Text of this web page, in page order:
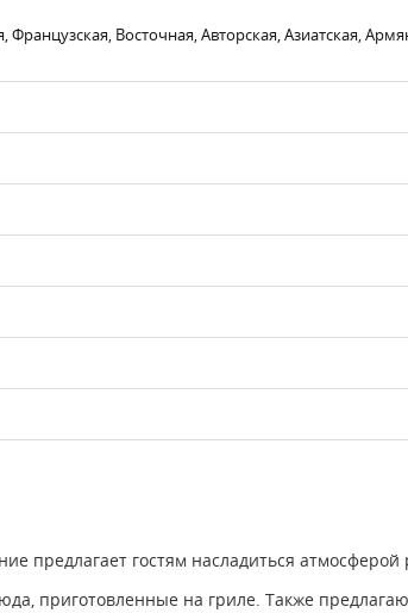
Французская, Восточная, Авторская, Азиатская,
предлагает гостям насладиться
на гриле. Также